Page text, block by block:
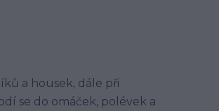
a housek, dále při
se do omáček, polévek a